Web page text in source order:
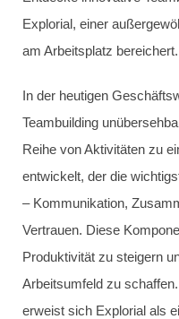
Explorial, einer
am Arbeitsplatz bereichert.
In der heutigen
Teambuilding
Reihe von Aktivitäten zu
entwickelt, der die
– Kommunikation,
Vertrauen. Diese
Produktivität zu steigern
Arbeitsumfeld zu
erweist sich Explorial als